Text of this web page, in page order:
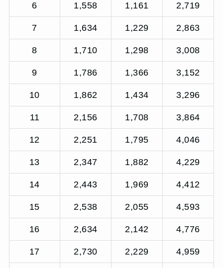
6 1,558 1,161 2,719
7 1,634 1,229 2,863
8 1,710 1,298 3,008
9 1,786 1,366 3,152
10 1,862 1,434 3,296
11 2,156 1,708 3,864
12 2,251 1,795 4,046
13 2,347 1,882 4,229
14 2,443 1,969 4,412
15 2,538 2,055 4,593
16 2,634 2,142 4,776
17 2,730 2,229 4,959